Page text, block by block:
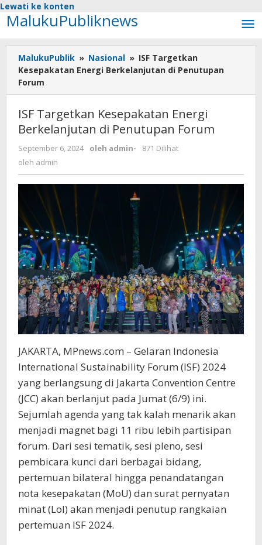
Lewati ke konten
MalukuPubliknews
MalukuPublik » Nasional » ISF Targetkan
Kesepakatan Energi Berkelanjutan di Penutupan
Forum
ISF Targetkan Kesepakatan Energi
Berkelanjutan di Penutupan Forum
September 6, 2024 oleh admin-
871 Dilihat
oleh admin
JAKARTA, MPnews.com – Gelaran Indonesia
International Sustainability Forum (ISF) 2024
yang berlangsung di Jakarta Convention Centre
(JCC) akan berlanjut pada Jumat (6/9) ini.
Sejumlah agenda yang tak kalah menarik akan
menjadi magnet bagi 11 ribu lebih partisipan
forum. Dari sesi tematik, sesi pleno, sesi
pembicara kunci dari berbagai bidang,
pertemuan bilateral hingga penandatangan
nota kesepakatan (MoU) dan surat pernyatan
minat (LoI) akan menjadi penutup rangkaian
pertemuan ISF 2024.